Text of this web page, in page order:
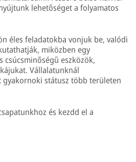
lehetőséget a folyamatos
éles feladatokba vonjuk be, valódi
miközben egy
csúcsminőségű eszközök,
Vállalatunknál
státusz több területen
és kezdd el a